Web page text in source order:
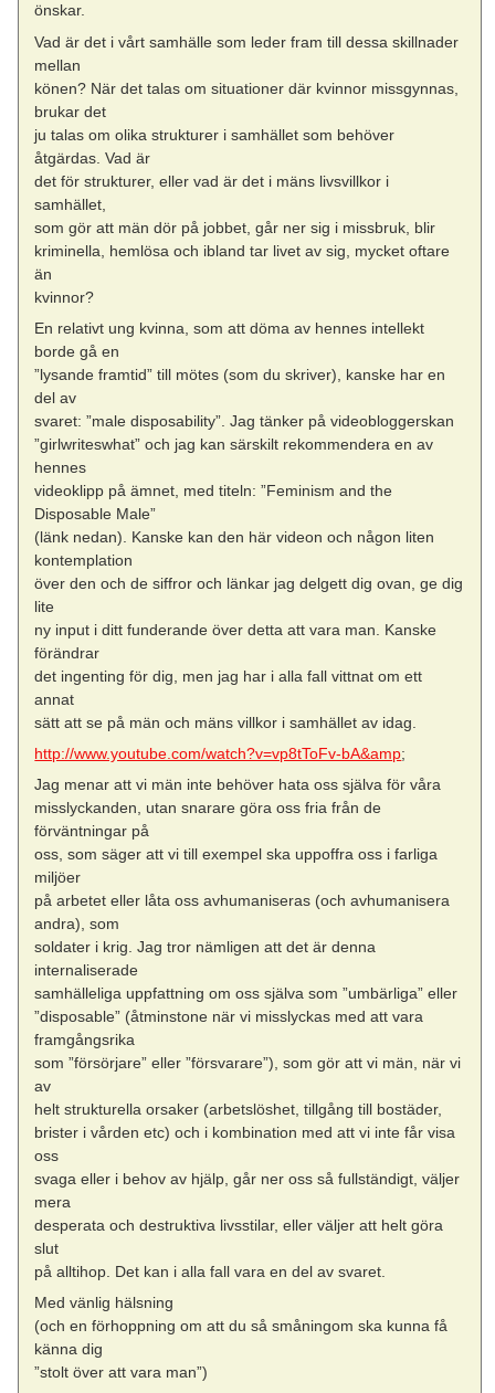
önskar.
Vad är det i vårt samhälle som leder fram till dessa skillnader
mellan
könen? När det talas om situationer där kvinnor missgynnas,
brukar det
ju talas om olika strukturer i samhället som behöver
åtgärdas. Vad är
det för strukturer, eller vad är det i mäns livsvillkor i
samhället,
som gör att män dör på jobbet, går ner sig i missbruk, blir
kriminella, hemlösa och ibland tar livet av sig, mycket oftare
än
kvinnor?
En relativt ung kvinna, som att döma av hennes intellekt
borde gå en
”lysande framtid” till mötes (som du skriver), kanske har en
del av
svaret: ”male disposability”. Jag tänker på videobloggerskan
”girlwriteswhat” och jag kan särskilt rekommendera en av
hennes
videoklipp på ämnet, med titeln: ”Feminism and the
Disposable Male”
(länk nedan). Kanske kan den här videon och någon liten
kontemplation
över den och de siffror och länkar jag delgett dig ovan, ge dig
lite
ny input i ditt funderande över detta att vara man. Kanske
förändrar
det ingenting för dig, men jag har i alla fall vittnat om ett
annat
sätt att se på män och mäns villkor i samhället av idag.
http://www.youtube.com/watch?v=vp8tToFv-bA&amp;
Jag menar att vi män inte behöver hata oss själva för våra
misslyckanden, utan snarare göra oss fria från de
förväntningar på
oss, som säger att vi till exempel ska uppoffra oss i farliga
miljöer
på arbetet eller låta oss avhumaniseras (och avhumanisera
andra), som
soldater i krig. Jag tror nämligen att det är denna
internaliserade
samhälleliga uppfattning om oss själva som ”umbärliga” eller
”disposable” (åtminstone när vi misslyckas med att vara
framgångsrika
som ”försörjare” eller ”försvarare”), som gör att vi män, när vi
av
helt strukturella orsaker (arbetslöshet, tillgång till bostäder,
brister i vården etc) och i kombination med att vi inte får visa
oss
svaga eller i behov av hjälp, går ner oss så fullständigt, väljer
mera
desperata och destruktiva livsstilar, eller väljer att helt göra
slut
på alltihop. Det kan i alla fall vara en del av svaret.
Med vänlig hälsning
(och en förhoppning om att du så småningom ska kunna få
känna dig
”stolt över att ­vara man”)